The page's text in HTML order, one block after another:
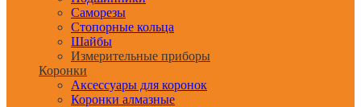
Саморезы
Стопорные кольца
Шайбы
Измерительные приборы
Коронки
Аксессуары для коронок
Коронки алмазные